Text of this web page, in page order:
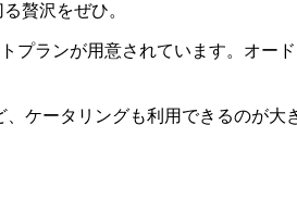
贅沢をぜひ。
プランが用意されています。オー
ケータリングも利用できるのが